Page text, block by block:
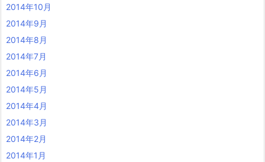
2014年10月
2014年9月
2014年8月
2014年7月
2014年6月
2014年5月
2014年4月
2014年3月
2014年2月
2014年1月